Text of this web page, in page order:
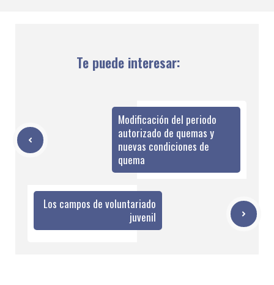
Te puede interesar:
Modificación del periodo
autorizado de quemas y
nuevas condiciones de
quema
Los campos de voluntariado
juvenil